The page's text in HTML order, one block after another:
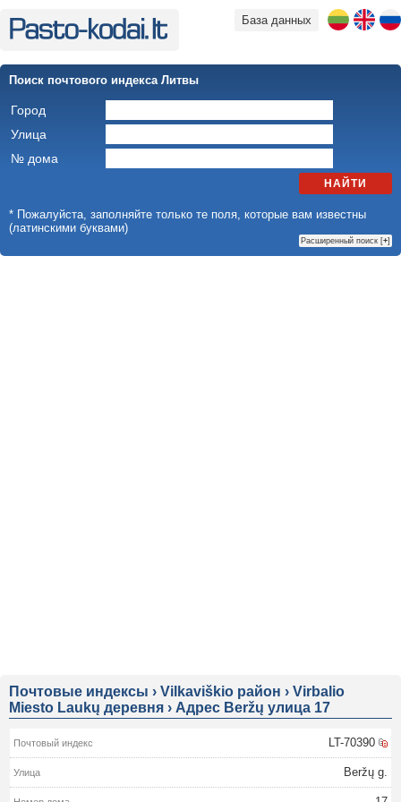
База данных
Поиск почтового индекса Литвы
Город
Улица
№ дома
НАЙТИ
* Пожалуйста, заполняйте только те поля, которые вам известны
(латинскими буквами)
Расширенный поиск [+]
Почтовые индексы › Vilkaviškio район › Virbalio
Miesto Laukų деревня › Адрес Beržų улица 17
LT-70390
Beržų g.